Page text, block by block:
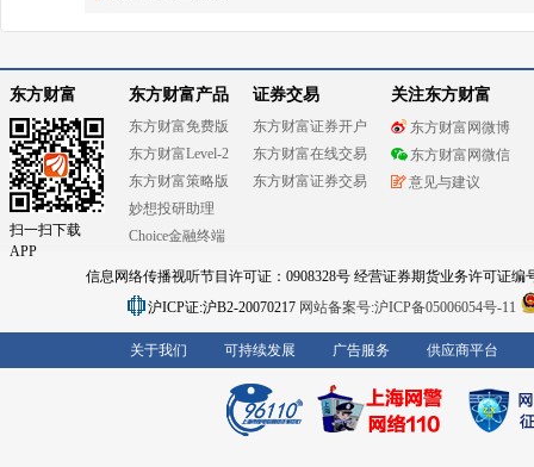
东方财富
扫一扫下载
APP
东方财富产品
东方财富免费版
东方财富Level-2
东方财富策略版
妙想投研助理
Choice金融终端
证券交易
东方财富证券开户
东方财富在线交易
东方财富证券交易
关注东方财富
东方财富网微博
东方财富网微信
意见与建议
信息网络传播视听节目许可证：0908328号 经营证券期货业务许可证编
沪ICP证:沪B2-20070217 网站备案号:沪ICP备05006054号-11
关于我们 可持续发展 广告服务 供应商平台